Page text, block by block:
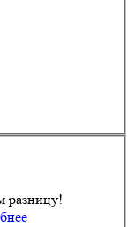
разницу!